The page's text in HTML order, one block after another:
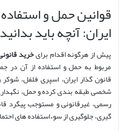
قوانین حمل و
ایران: آنچه باید بدانید
پیش از هرگونه اقدام برایخرید
مربوط به حمل و استفاده از آن در
قانون گذار ایران، اسپری فلفل،
شخصی طبقه بندی کرده و حمل،
رسمی، غیرقانونی و مستوجب پیگرد
گیری، جلوگیری از سوءاستفاده های